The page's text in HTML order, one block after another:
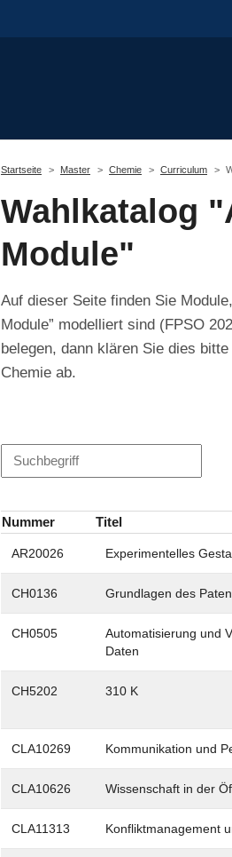
Startseite
Master Chemie Curriculum
Wahlkatalog
Module"
Auf dieser Seite finden Sie
Module” modelliert sind (FPSO
belegen, dann klären Sie dies
Chemie ab.
Nummer Titel
AR20026 Experimentelles
CH0136 Grundlagen des
CH0505
Automatisierung und
Daten
CH5202 310 K
CLA10269 Kommunikation und
CLA10626 Wissenschaft in der
CLA11313 Konfliktmanagement